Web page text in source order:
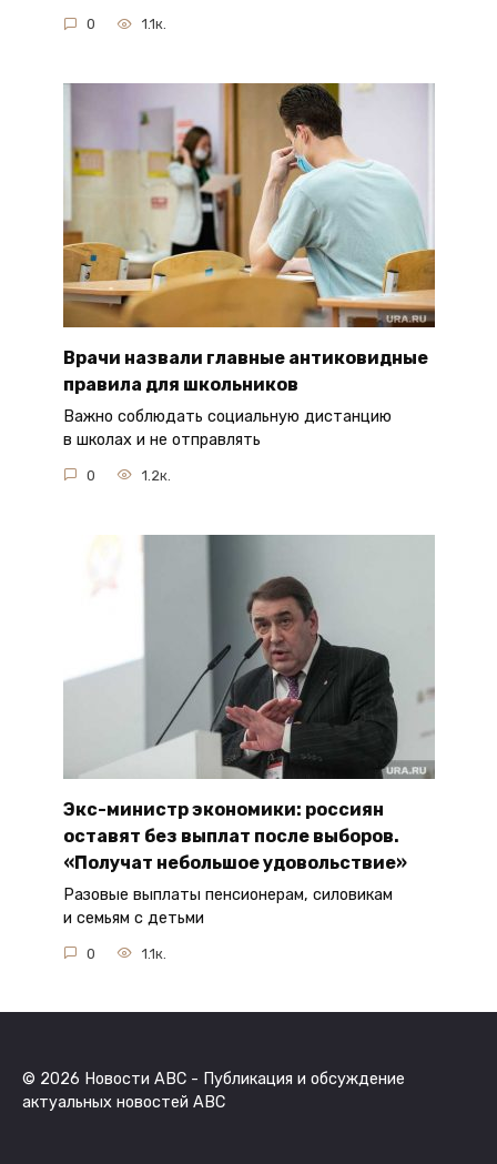
0 1.1к.
Врачи назвали главные антиковидные
правила для школьников
Важно соблюдать социальную дистанцию
в школах и не отправлять
0 1.2к.
Экс-министр экономики: россиян
оставят без выплат после выборов.
«Получат небольшое удовольствие»
Разовые выплаты пенсионерам, силовикам
и семьям с детьми
0 1.1к.
© 2026 Новости ABC - Публикация и обсуждение
актуальных новостей ABC